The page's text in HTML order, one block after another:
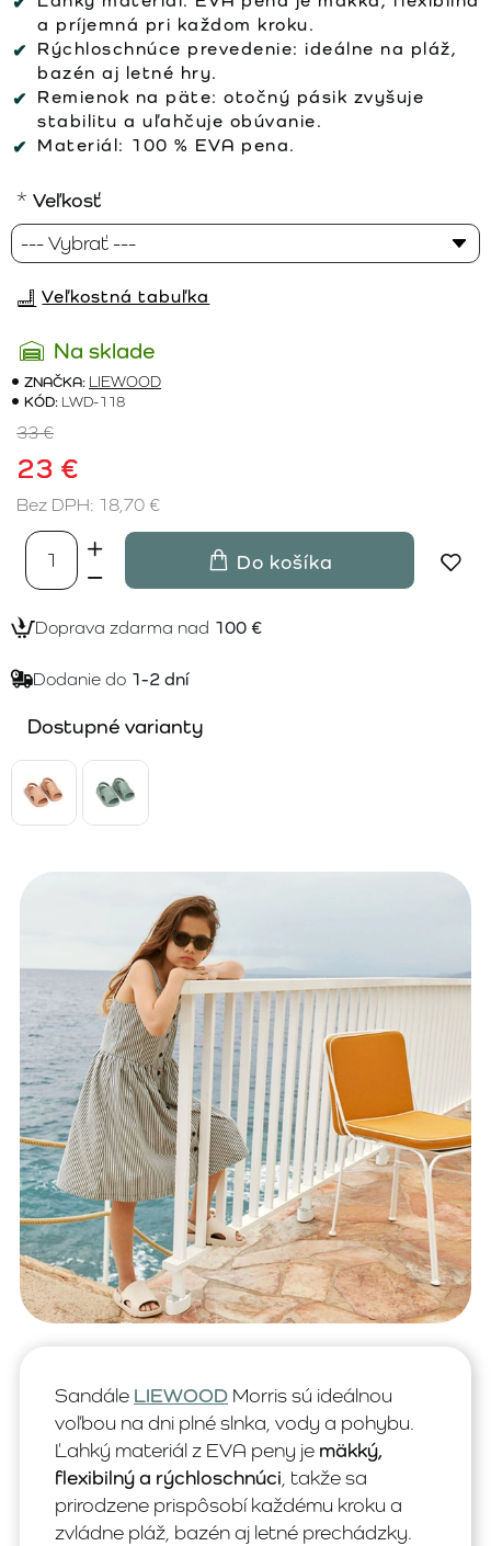
a príjemná pri každom kroku.
Rýchloschnúce prevedenie: ideálne na pláž,
bazén aj letné hry.
Remienok na päte: otočný pásik zvyšuje
stabilitu a uľahčuje obúvanie.
Materiál: 100 % EVA pena.
Na sklade
ZNAČKA: LIEWOOD
KÓD: LWD-118
23 €
33 €
Bez DPH: 18,70 €
Veľkosť
Do košíka
Veľkostná tabuľka
Doprava zdarma nad 100 €
Dodanie do 1-2 dní
Dostupné varianty
Sandále LIEWOOD Morris sú ideálnou
voľbou na dni plné slnka, vody a pohybu.
Ľahký materiál z EVA peny je mäkký,
flexibilný a rýchloschnúci , takže sa
prirodzene prispôsobí každému kroku a
zvládne pláž, bazén aj letné prechádzky.